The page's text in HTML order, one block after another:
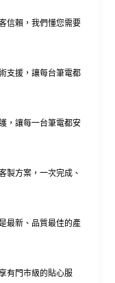
信賴，我們懂您需要
支援，讓每台筆電都
，讓每一台筆電都安
製方案，一次完成、
最新、品質最佳的產
有門市級的貼心服